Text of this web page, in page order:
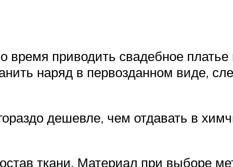
время приводить свадебное
наряд в первозданном виде,
дешевле, чем отдавать в
ткани. Материал при выборе